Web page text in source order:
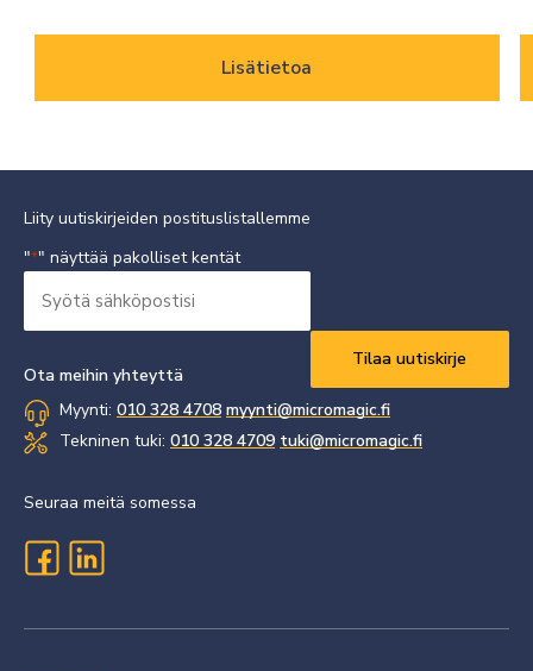
Lisätietoa
Liity uutiskirjeiden postituslistallemme
"*" näyttää pakolliset kentät
sähköpostisi
Ota meihin yhteyttä
Myynti: 010 328 4708 myynti@micromagic.fi
Tekninen tuki: 010 328 4709 tuki@micromagic.fi
Seuraa meitä somessa